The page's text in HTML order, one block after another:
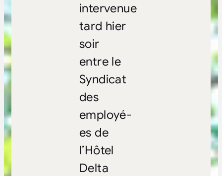
intervenue
tard hier
soir
entre le
Syndicat
des
employé-
es de
l’Hôtel
Delta